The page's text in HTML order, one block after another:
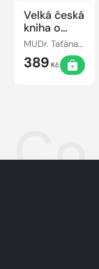
Velká česká
kniha o
matce a
dítěti
MUDr. Taťána Hanáková
389 Kč